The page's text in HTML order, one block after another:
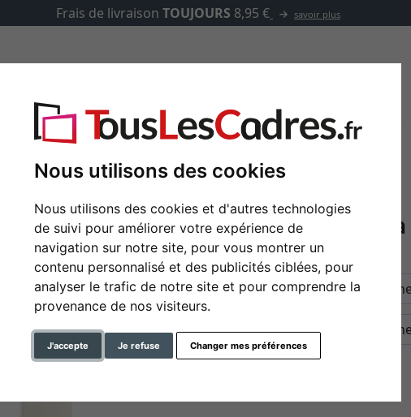
Nous utilisons des cookies
Nous utilisons des cookies et d'autres technologies
de suivi pour améliorer votre expérience de
navigation sur notre site, pour vous montrer un
contenu personnalisé et des publicités ciblées, pour
analyser le trafic de notre site et pour comprendre la
provenance de nos visiteurs.
J'accepte Je refuse Changer mes préférences
Frais de livraison TOUJOURS 8,95 € savoir plus
Passe-partout
Cadre en aluminium
couleur
type de verre